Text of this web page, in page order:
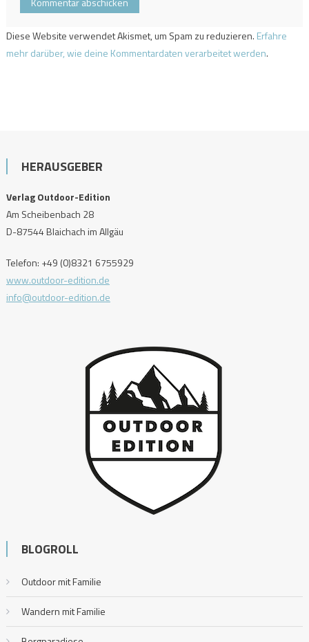
Diese Website verwendet Akismet, um Spam zu reduzieren. Erfahre
mehr darüber, wie deine Kommentardaten verarbeitet werden.
HERAUSGEBER
Verlag Outdoor-Edition
Am Scheibenbach 28
D-87544 Blaichach im Allgäu
Telefon: +49 (0)8321 6755929
www.outdoor-edition.de
info@outdoor-edition.de
BLOGROLL
Outdoor mit Familie
Wandern mit Familie